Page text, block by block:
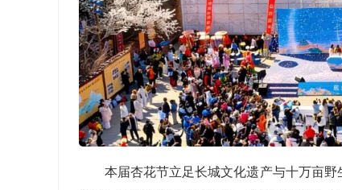
本届杏花节立足长城文化遗产与十万亩